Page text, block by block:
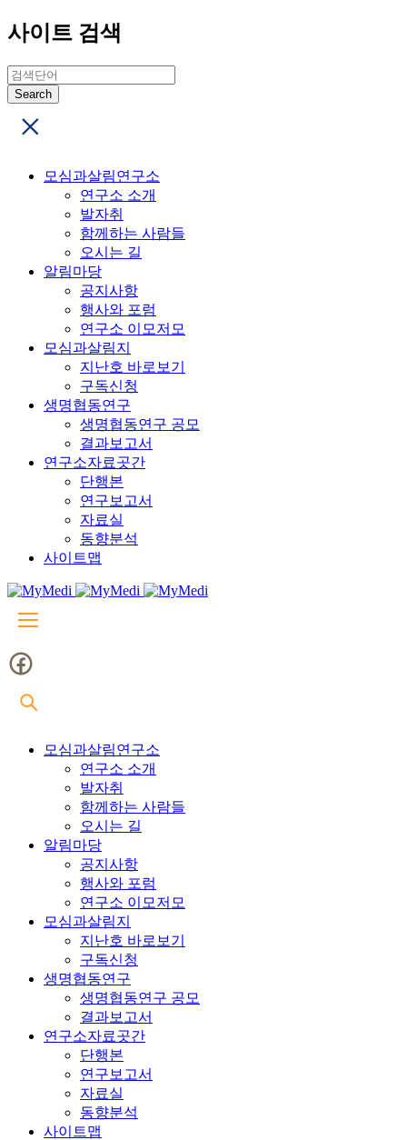
사이트 검색
모심과살림연구소
연구소 소개
발자취
함께하는 사람들
오시는 길
알림마당
공지사항
행사와 포럼
연구소 이모저모
모심과살림지
지난호 바로보기
구독신청
생명협동연구
생명협동연구 공모
결과보고서
연구소자료곳간
단행본
연구보고서
자료실
동향분석
사이트맵
모심과살림연구소
연구소 소개
발자취
함께하는 사람들
오시는 길
알림마당
공지사항
행사와 포럼
연구소 이모저모
모심과살림지
지난호 바로보기
구독신청
생명협동연구
생명협동연구 공모
결과보고서
연구소자료곳간
단행본
연구보고서
자료실
동향분석
사이트맵